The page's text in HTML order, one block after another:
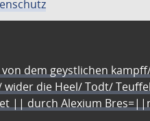
dem geystlichen
die Heel/ Todt/
|| durch Alexium